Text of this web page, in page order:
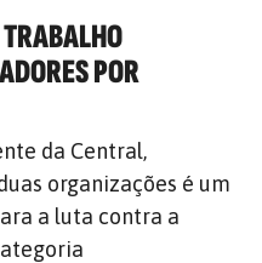
POR
da Central,
organizações é um
a luta contra a